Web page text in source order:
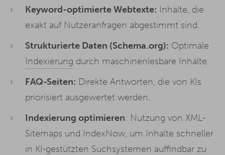
Keyword-optimierte Webtexte: Inhalte, die
exakt auf Nutzeranfragen abgestimmt sind.
Strukturierte Daten (Schema.org): Optimale
Indexierung durch maschinenlesbare Inhalte.
FAQ-Seiten: Direkte Antworten, die von KIs
priorisiert ausgewertet werden.
Indexierung optimieren: Nutzung von XML-
Sitemaps und IndexNow, um Inhalte schneller
in KI-gestützten Suchsystemen auffindbar zu